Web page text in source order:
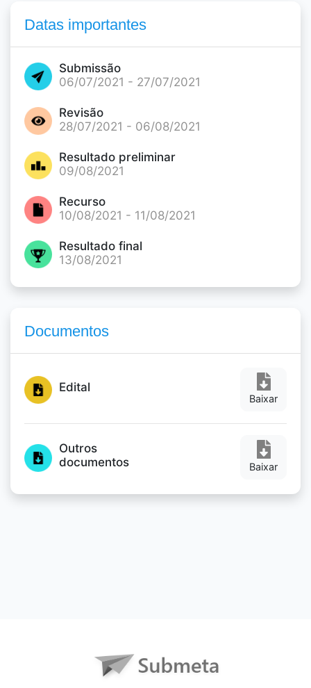
Datas importantes
Submissão
06/07/2021 - 27/07/2021
Revisão
28/07/2021 - 06/08/2021
Resultado preliminar
09/08/2021
Recurso
10/08/2021 - 11/08/2021
Resultado final
13/08/2021
Documentos
Edital
Baixar
Outros
documentos
Baixar